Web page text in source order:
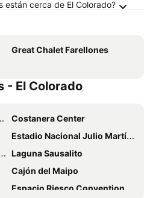
están cerca de El Colorado?
Great Chalet Farellones
- El Colorado
Costanera Center
Estadio Nacional Julio Martínez Prádanos
Laguna Sausalito
Cajón del Maipo
Espacio Riesco Convention Center